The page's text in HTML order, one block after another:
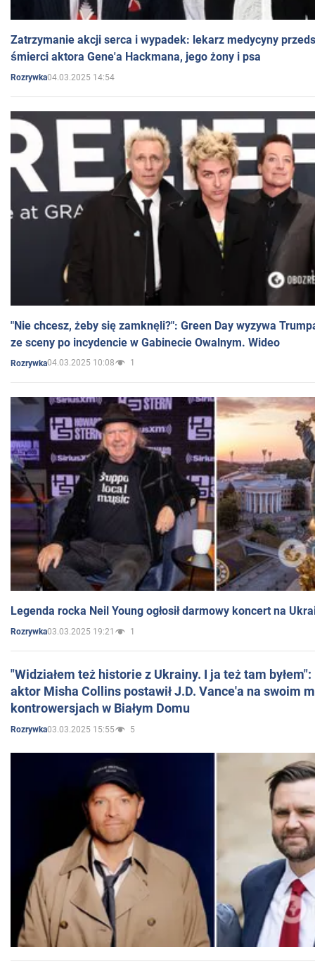
Zatrzymanie akcji serca i wypadek: lekarz medycyny
śmierci aktora Gene'a Hackmana, jego żony i psa
Rozrywka04.03.2025 14:54
"Nie chcesz, żeby się zamknęli?": Green Day wyzywa
ze sceny po incydencie w Gabinecie Owalnym. Wideo
Rozrywka04.03.2025 10:08 1
Legenda rocka Neil Young ogłosił darmowy koncert na
Rozrywka03.03.2025 19:21 1
"Widziałem też historie z Ukrainy. I ja też tam
aktor Misha Collins postawił J.D. Vance'a na swoim
kontrowersjach w Białym Domu
Rozrywka03.03.2025 15:55 5